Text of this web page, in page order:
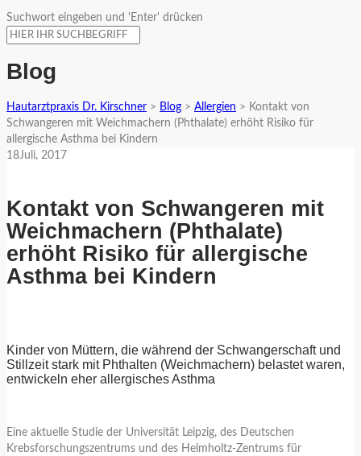
Suchwort eingeben und 'Enter' drücken
Blog
Hautarztpraxis Dr. Kirschner > Blog > Allergien > Kontakt von
Schwangeren mit Weichmachern (Phthalate) erhöht Risiko für
allergische Asthma bei Kindern
18Juli, 2017
Kontakt von Schwangeren mit
Weichmachern (Phthalate)
erhöht Risiko für allergische
Asthma bei Kindern
Kinder von Müttern, die während der Schwangerschaft und
Stillzeit stark mit Phthalten (Weichmachern) belastet waren,
entwickeln eher allergisches Asthma
Eine aktuelle Studie der Universität Leipzig, des Deutschen
Krebsforschungszentrums und des Helmholtz-Zentrums für